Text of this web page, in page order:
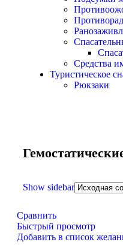
Средства
Туристическое
Рюкзаки
Show sidebar
Сравнить
Быстрый просмотр
Добавить в список